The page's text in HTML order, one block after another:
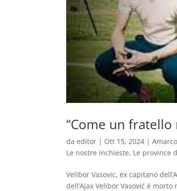
“Come un fratello
daeditor | Ott 15, 2024 |
Le nostre inchieste, Le province
Velibor Vasovic, ex capitano
dell’Ajax Velibor Vasović è